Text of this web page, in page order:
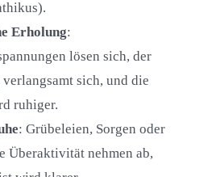
Erholung:
lösen sich, der
sich, und die
ruhiger.
: Grübeleien, Sorgen oder
Überaktivität nehmen ab,